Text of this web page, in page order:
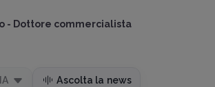
- Dottore commercialista
Ascolta la news